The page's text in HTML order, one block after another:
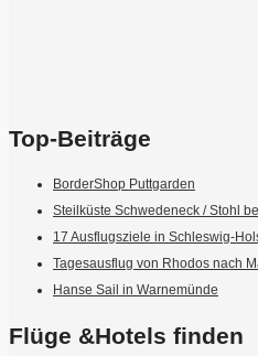
Top-Beiträge
BorderShop Puttgarden
Steilküste Schwedeneck / Stohl
17 Ausflugsziele in Schleswig-
Tagesausflug von Rhodos nach
Hanse Sail in Warnemünde
Flüge &Hotels finden